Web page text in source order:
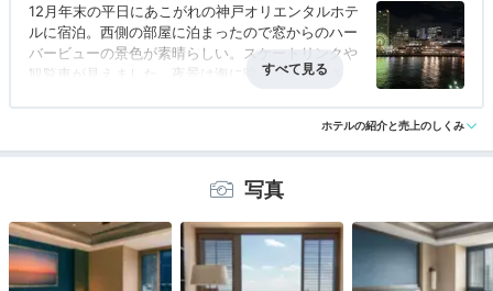
12月年末の平日にあこがれの神戸オリエンタルホテ
ルに宿泊。西側の部屋に泊まったので窓からのハー
バービューの景色が素晴らしい。スケートリンクや
観覧車が見えました。夜景は海に映るライトがさら
ホテルの紹介と売上のしくみ
写真